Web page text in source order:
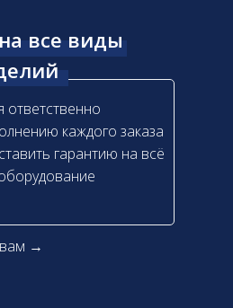
все виды
каждого заказа
гарантию на всё
→